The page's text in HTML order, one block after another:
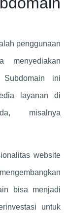
penggunaan
menyediakan
ini
layanan di
misalnya
website
bisa menjadi
untuk